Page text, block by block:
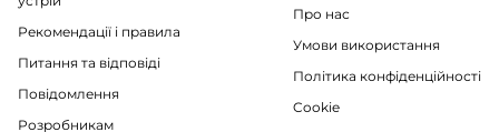
Рекомендації i правила
Питання та відповіді
Повідомлення
Розробникам
Про нас
Умови використання
Політика конфіденційності
Cookie